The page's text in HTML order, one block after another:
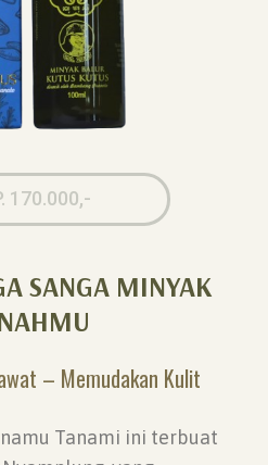
170.000,-
SANGA MINYAK
– Memudakan Kulit
Tanami ini terbuat